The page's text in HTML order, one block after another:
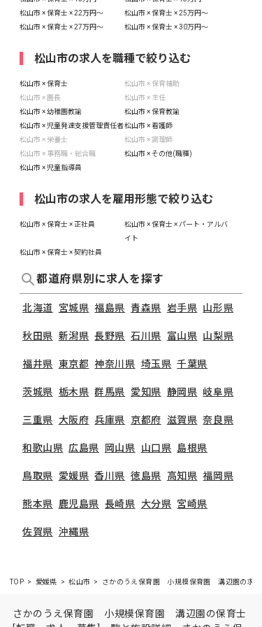
松山市 × 保育士 × 22万円〜
松山市 × 保育士 × 25万円〜
松山市 × 保育士 × 27万円〜
松山市 × 保育士 × 30万円〜
松山市の求人を職種で絞り込む
松山市 × 保育士
松山市 × 保育補助
松山市 × 園長
松山市 × 主任
松山市 × 幼稚園教諭
松山市 × 保育教諭
松山市 × 児童発達支援管理責任者松山市 × 看護師
松山市 × 栄養士
松山市 × 調理師
松山市 × 事務職・総合職
松山市 × その他(職種)
松山市 × 児童指導員
松山市の求人を雇用形態で絞り込む
松山市 × 保育士 × 正社員
松山市 × 保育士 × パート・アルバ
イト
松山市 × 保育士 × 契約社員
都道府県別に求人を探す
北海道 宮城県 福島県 青森県 岩手県 山形県
秋田県 新潟県 長野県 石川県 富山県 山梨県
福井県 東京都 神奈川県 埼玉県 千葉県
茨城県 栃木県 群馬県 愛知県 静岡県 岐阜県
三重県 大阪府 兵庫県 京都府 滋賀県 奈良県
和歌山県 広島県 岡山県 山口県 島根県
鳥取県 愛媛県 香川県 徳島県 高知県 福岡県
熊本県 鹿児島県 長崎県 大分県 宮崎県
佐賀県 沖縄県
TOP 愛媛県 松山市 さかのうえ保育園 小規模保育園 溝辺園の求人
さかのうえ保育園 小規模保育園 溝辺園の保育士